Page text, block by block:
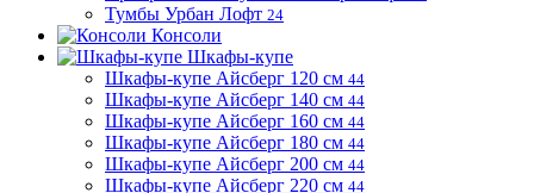
Тумбы Урбан Лофт 24
Консоли
Шкафы-купе
Шкафы-купе Айсберг 120 см 44
Шкафы-купе Айсберг 140 см 44
Шкафы-купе Айсберг 160 см 44
Шкафы-купе Айсберг 180 см 44
Шкафы-купе Айсберг 200 см 44
Шкафы-купе Айсберг 220 см 44